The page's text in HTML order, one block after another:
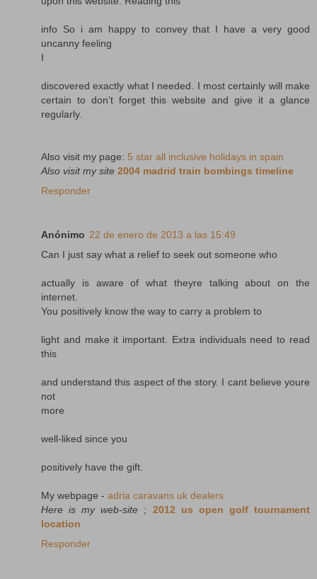
info So i am happy to convey that I have a very good
uncanny feeling
I
discovered exactly what I needed. I most certainly will make
certain to don’t forget this website and give it a glance
regularly.
Also visit my page: 5 star all inclusive holidays in spain
Also visit my site 2004 madrid train bombings timeline
Responder
Anónimo 22 de enero de 2013 a las 15:49
Can I just say what a relief to seek out someone who
actually is aware of what theyre talking about on the
internet.
You positively know the way to carry a problem to
light and make it important. Extra individuals need to read
this
and understand this aspect of the story. I cant believe youre
not
more
well-liked since you
positively have the gift.
My webpage - adria caravans uk dealers
Here is my web-site ; 2012 us open golf tournament
location
Responder